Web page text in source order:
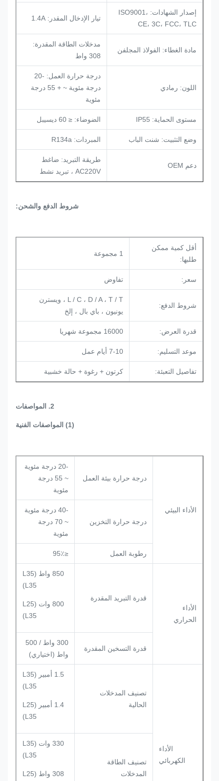
إصدار الشهادات: ISO9001،
CE، 3C، FCC، TLC
تيار الإدخال المقدر: 1.4A
مادة الغطاء: الفولاذ المجلفن
مدخلات الطاقة المقدرة:
308 واط
اللون: رمادي
درجة حرارة العمل: -20
درجة مئوية ~ + 55 درجة
مئوية
مستوى الحماية: IP55 الضوضاء: ≤ 60 ديسيبل
وضع التثبيت: شنت الباب المبردات: R134a
دعم OEM
طريقة التبريد: ضاغط
AC220V ، تبريد نشط
شروط الدفع والشحن:
أقل كمية ممكن
طلبها:
1 مجموعة
سعر: تفاوض
شروط الدفع:
L / C ، D / A ، T / T ، ويسترن
يونيون ، باي بال ، إلخ
قدرة العرض: 16000 مجموعة شهريا
موعد التسليم: 7-10 أيام عمل
تفاصيل التعبئة: كرتون + رغوة + حالة خشبية
2. المواصفات
(1) المواصفات الفنية
الأداء البيئي
درجة حرارة بيئة العمل
-20 درجة مئوية
~ 55 درجة
مئوية
درجة حرارة التخزين
-40 درجة مئوية
~ 70 درجة
مئوية
رطوبة العمل ≤95٪
الأداء
الحراري
قدرة التبريد المقدرة
850 واط (L35
L35)
800 وات (L25
L35)
قدرة التسخين المقدرة
300 واط / 500
واط (اختياري)
الأداء
الكهربائي
تصنيف المدخلات
الحالية
1.5 أمبير (L35
L35)
1.4 أمبير (L25
L35)
تصنيف الطاقة
المدخلات
330 وات (L35
L35)
308 واط (L25